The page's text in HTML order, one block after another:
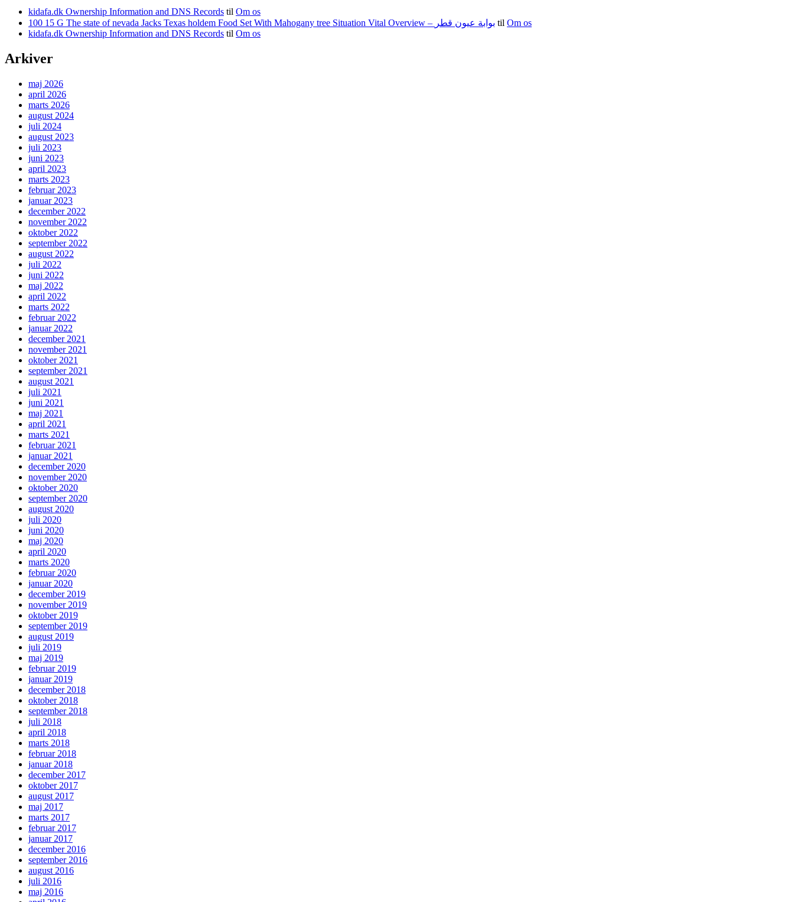
kidafa.dk Ownership Information and DNS Records til Om os
100 15 G The state of nevada Jacks Texas holdem Food Set With Mahogany tree Situation Vital Overview – بوابة عيون قطر til Om os
kidafa.dk Ownership Information and DNS Records til Om os
Arkiver
maj 2026
april 2026
marts 2026
august 2024
juli 2024
august 2023
juli 2023
juni 2023
april 2023
marts 2023
februar 2023
januar 2023
december 2022
november 2022
oktober 2022
september 2022
august 2022
juli 2022
juni 2022
maj 2022
april 2022
marts 2022
februar 2022
januar 2022
december 2021
november 2021
oktober 2021
september 2021
august 2021
juli 2021
juni 2021
maj 2021
april 2021
marts 2021
februar 2021
januar 2021
december 2020
november 2020
oktober 2020
september 2020
august 2020
juli 2020
juni 2020
maj 2020
april 2020
marts 2020
februar 2020
januar 2020
december 2019
november 2019
oktober 2019
september 2019
august 2019
juli 2019
maj 2019
februar 2019
januar 2019
december 2018
oktober 2018
september 2018
juli 2018
april 2018
marts 2018
februar 2018
januar 2018
december 2017
oktober 2017
august 2017
maj 2017
marts 2017
februar 2017
januar 2017
december 2016
september 2016
august 2016
juli 2016
maj 2016